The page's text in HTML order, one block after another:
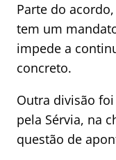
Parte do
tem um
impede a
concreto.
Outra divisão
pela Sérvia, na
questão de